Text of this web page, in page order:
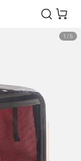
1 / 5